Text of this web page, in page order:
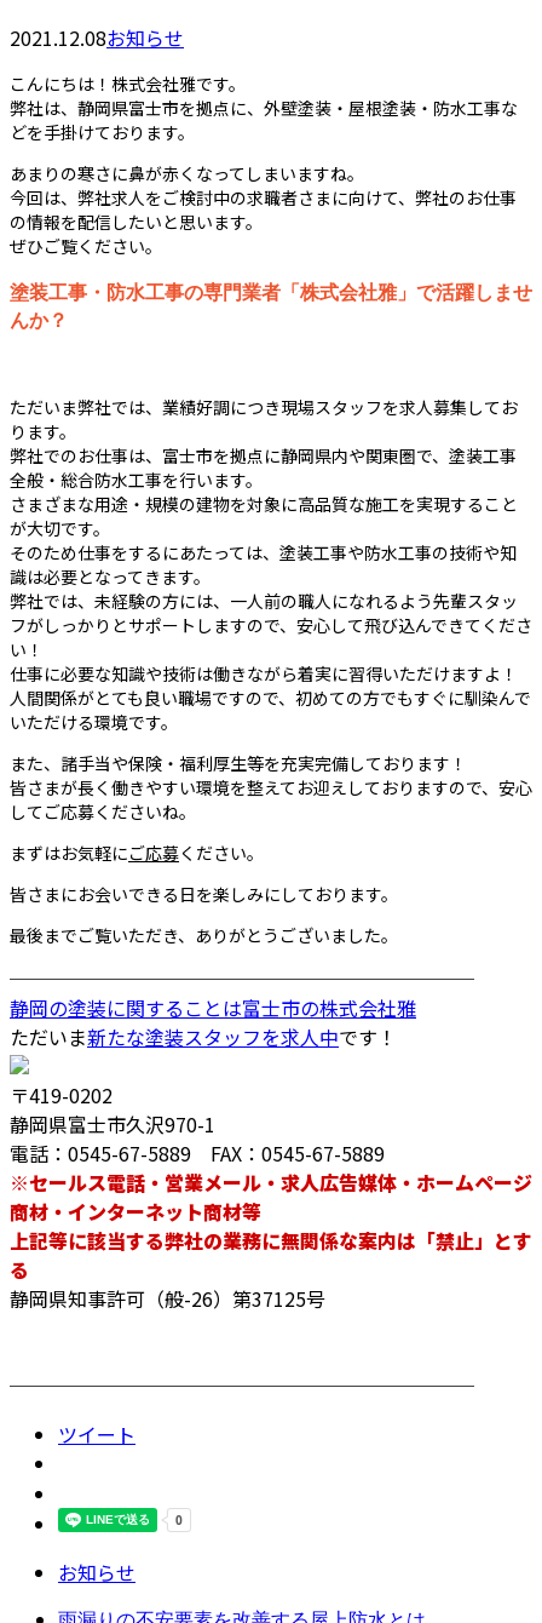
2021.12.08お知らせ
こんにちは！株式会社雅です。
弊社は、静岡県富士市を拠点に、外壁塗装・屋根塗装・防水工事な
どを手掛けております。
あまりの寒さに鼻が赤くなってしまいますね。
今回は、弊社求人をご検討中の求職者さまに向けて、弊社のお仕事
の情報を配信したいと思います。
ぜひご覧ください。
塗装工事・防水工事の専門業者「株式会社雅」で活躍しませ
んか？
ただいま弊社では、業績好調につき現場スタッフを求人募集してお
ります。
弊社でのお仕事は、富士市を拠点に静岡県内や関東圏で、塗装工事
全般・総合防水工事を行います。
さまざまな用途・規模の建物を対象に高品質な施工を実現すること
が大切です。
そのため仕事をするにあたっては、塗装工事や防水工事の技術や知
識は必要となってきます。
弊社では、未経験の方には、一人前の職人になれるよう先輩スタッ
フがしっかりとサポートしますので、安心して飛び込んできてくださ
い！
仕事に必要な知識や技術は働きながら着実に習得いただけますよ！
人間関係がとても良い職場ですので、初めての方でもすぐに馴染んで
いただける環境です。
また、諸手当や保険・福利厚生等を充実完備しております！
皆さまが長く働きやすい環境を整えてお迎えしておりますので、安心
してご応募くださいね。
まずはお気軽にご応募ください。
皆さまにお会いできる日を楽しみにしております。
最後までご覧いただき、ありがとうございました。
────────────────────────
静岡の塗装に関することは富士市の株式会社雅
ただいま新たな塗装スタッフを求人中です！
〒419-0202
静岡県富士市久沢970-1
電話：0545-67-5889 FAX：0545-67-5889
※セールス電話・営業メール・求人広告媒体・ホームページ
商材・インターネット商材等
上記等に該当する弊社の業務に無関係な案内は「禁止」とす
る
静岡県知事許可（般-26）第37125号
────────────────────────
ツイート
お知らせ